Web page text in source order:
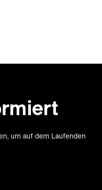
um auf dem Laufenden